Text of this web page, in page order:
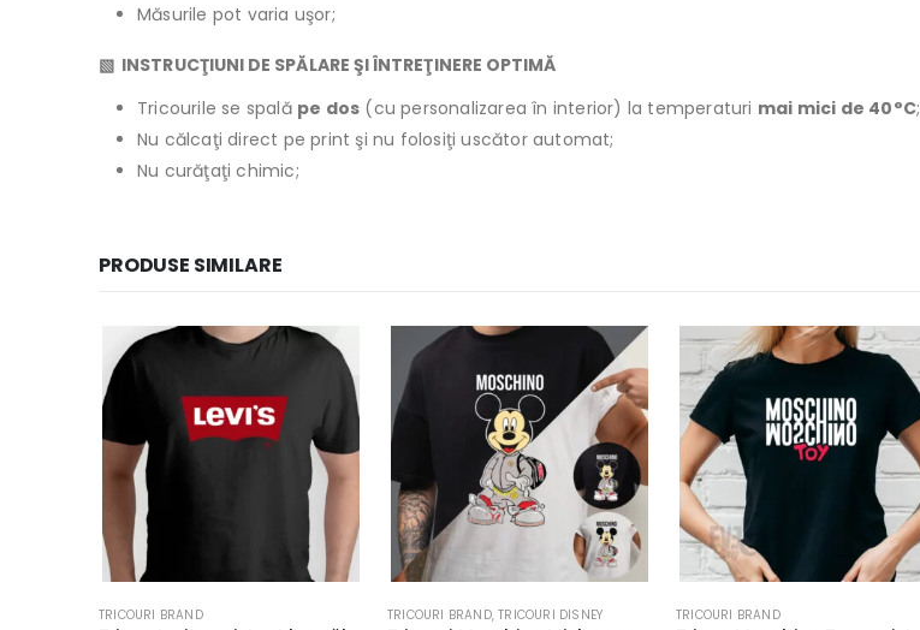
Măsurile pot varia uşor;
▧ INSTRUCŢIUNI DE SPĂLARE ŞI ÎNTREŢINERE OPTIMĂ
Tricourile se spală pe dos (cu personalizarea în interior) la temperaturi mai mici de 40°C;
Nu călcaţi direct pe print şi nu folosiţi uscător automat;
Nu curăţaţi chimic;
PRODUSE SIMILARE
TRICOURI BRAND TRICOURI BRAND,TRICOURI DISNEY TRICOURI BRAND